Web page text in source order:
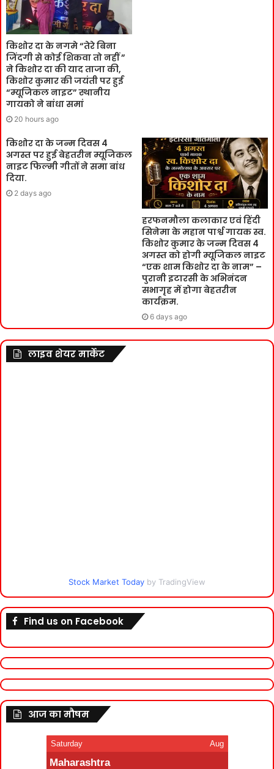
किशोर दा के नगमे “तेरे बिना
जिंदगी से कोई शिकवा तो नहीं ”
ने किशोर दा की याद ताजा की,
किशोर कुमार की जयंती पर हुई
“म्यूजिकल नाइट” स्थानीय
गायको ने बांधा समां
20 hours ago
किशोर दा के जन्म दिवस 4
अगस्त पर हुई बेहतरीन म्यूजिकल
नाइट फिल्मी गीतों ने समा बांध
दिया.
2 days ago
हरफनमौला कलाकार एवं हिंदी
सिनेमा के महान पार्श्व गायक स्व.
किशोर कुमार के जन्म दिवस 4
अगस्त को होगी म्यूजिकल नाइट
“एक शाम किशोर दा के नाम” –
पुरानी इटारसी के अभिनंदन
सभागृह में होगा बेहतरीन
कार्यक्रम.
6 days ago
लाइव शेयर मार्केट
Stock Market Today by TradingView
Find us on Facebook
आज का मौषम
Saturday Aug
Maharashtra